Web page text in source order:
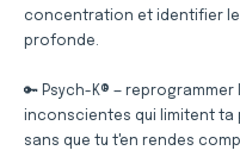
concentration et identifier
profonde.
🔑 Psych-K® —
inconscientes qui limitent ta
sans que tu t'en rendes